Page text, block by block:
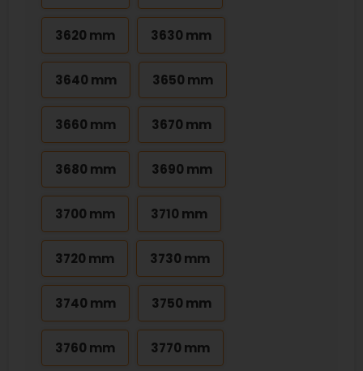
3620 mm 3630 mm
3640 mm 3650 mm
3660 mm 3670 mm
3680 mm 3690 mm
3700 mm 3710 mm
3720 mm 3730 mm
3740 mm 3750 mm
3760 mm 3770 mm